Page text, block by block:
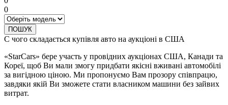
0
ПОШУК
С чого складається купівля авто на аукціоні в США
«StarCars» бере участь у провідних аукціонах США, Канади та
Кореї, щоб Ви мали змогу придбати якісні вживані автомобілі
за вигідною ціною. Ми пропонуємо Вам прозору співпрацю,
завдяки якій Ви зможете стати власником машини без зайвих
витрат.